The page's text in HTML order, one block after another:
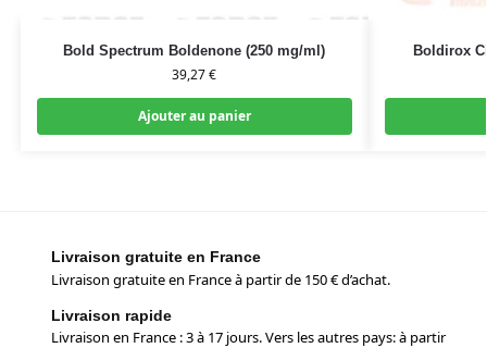
Bold Spectrum Boldenone (250 mg/ml)
39,27€
Ajouter au panier
Boldirox
Livraison gratuite en France
Livraison gratuite en France à partir de 150 € d’achat.
Livraison rapide
Livraison en France : 3 à 17 jours. Vers les autres pays: à partir